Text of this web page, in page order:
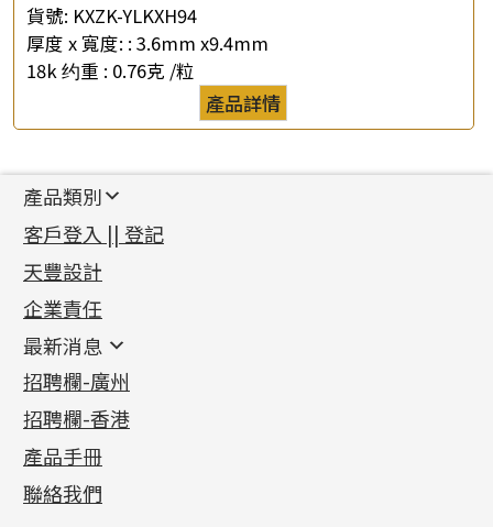
貨號: KXZK-YLKXH94
厚度 x 寬度: : 3.6mm x9.4mm
18k 约重 : 0.76克 /粒
產品詳情
產品類別
新產品
足金系列
足金配件
機織鏈系列
珠仔鏈
镶口链
管狀網鏈
十字車花鏈系列
十字閃O鏈系列
十字錘打鏈系列
側身車花鏈系列
側身鏈系列
首飾配件
耳環類配件
卷迫系列
螺絲迫系列
梅花迫系列
平臺迫系列
綫拍系列
美拍系列
鏈類配件
動感車花吊墜
調節珠系列
生圈扣系列
龍蝦扣系列
鴨俐制系列
其他類配件
珠盤系列
袖口鈕系列
焊片及鐳射綫
空心車花管
珠類配件
無孔光身珠
空心光身珠
無孔批花珠
鑲口類
四爪頭系列
六爪頭系列
車花片
動感車花片
鑲口戒指
鑲口手鏈系列
首飾系列
手镯系列
戒指系列
空心耳環
空心车花管首饰链
空心手鐲系列
貴金屬原料
千足金
記憶金屬系列
記憶戒指
拉簧珠珠手鏈
記憶鈦手鐲
客戶登入 || 登記
天豐設計
企業責任
最新消息
最新消息
各項證書(2)
相片集(9)
展覽會資訊
最新產品資訊
招聘欄-廣州
招聘欄-香港
產品手冊
聯絡我們